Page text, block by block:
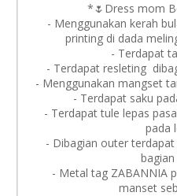
*🌷Dress mom
- Menggunakan kerah
printing di dada
- ⁠Terdapat
- Terdapat resleting
- Menggunakan mangset
- ⁠Terdapat saku
- Terdapat tule lepas
pada
- Dibagian outer
- Metal tag ZABANNIA
manset